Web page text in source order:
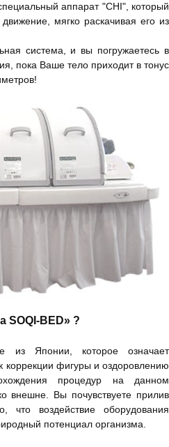
аппарат "CHI", который
мягко раскачивая его из
система, и вы погружаетесь в
пока Ваше тело приходит в тонус
SOQI-BED» ?
из Японии, которое означает
коррекции фигуры и оздоровлению
процедур на данном
внешне. Вы почувствуете прилив
что воздействие оборудования
потенциал организма.